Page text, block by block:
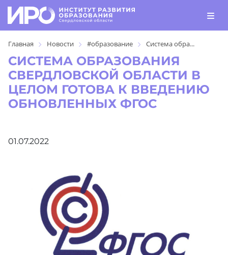
Главная Новости #образование Система обра...
СИСТЕМА ОБРАЗОВАНИЯ
СВЕРДЛОВСКОЙ ОБЛАСТИ В
ЦЕЛОМ ГОТОВА К ВВЕДЕНИЮ
ОБНОВЛЕННЫХ ФГОС
01.07.2022